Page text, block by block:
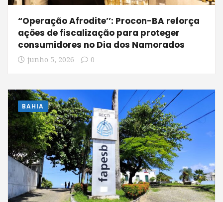
“Operação Afrodite’’: Procon-BA reforça
ações de fiscalização para proteger
consumidores no Dia dos Namorados
junho 5, 2026 0
BAHIA